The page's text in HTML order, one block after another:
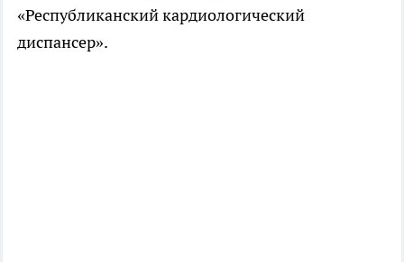
«Республиканский кардиологический
диспансер».